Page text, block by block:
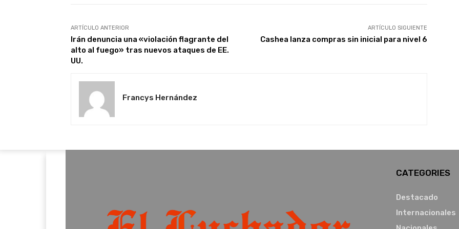
ARTÍCULO ANTERIOR
Irán denuncia una «violación flagrante del
alto al fuego» tras nuevos ataques de EE.
UU.
ARTÍCULO SIGUIENTE
Cashea lanza compras sin inicial para nivel 6
Francys Hernández
CATEGORIES
Destacado
Internacionales